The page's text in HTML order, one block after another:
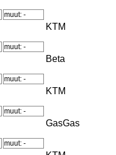
muut: -
KTM
muut: -
Beta
muut: -
KTM
muut: -
GasGas
muut: -